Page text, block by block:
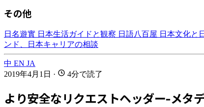
その他
日名遊實 日本生活ガイドと観察 日語八百屋 日本文化と
ンド、日本キャリアの相談
中 EN JA
2019年4月1日 · 4分で読了
より安全なリクエストヘッダー-メタ